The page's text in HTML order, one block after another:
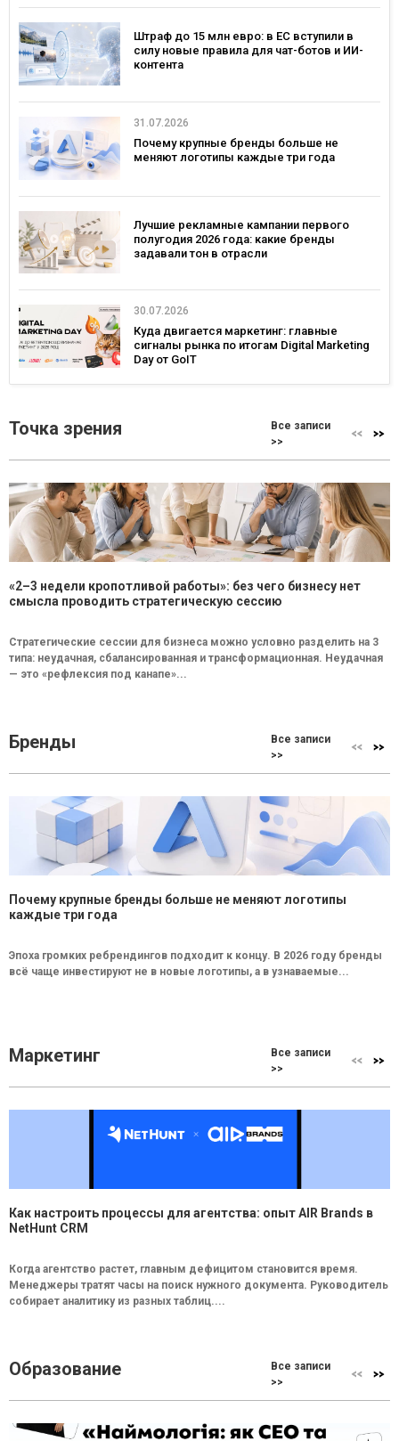
Штраф до 15 млн евро: в ЕС вступили в
силу новые правила для чат-ботов и ИИ-
контента
31.07.2026
Почему крупные бренды больше не
меняют логотипы каждые три года
Лучшие рекламные кампании первого
полугодия 2026 года: какие бренды
задавали тон в отрасли
30.07.2026
Куда двигается маркетинг: главные
сигналы рынка по итогам Digital Marketing
Day от GoIT
Точка зрения
Все записи
>>
«2–3 недели кропотливой работы»: без чего бизнесу нет
смысла проводить стратегическую сессию
Стратегические сессии для бизнеса можно условно разделить на 3
типа: неудачная, сбалансированная и трансформационная. Неудачная
— это «рефлексия под канапе»...
Бренды
Все записи
>>
Почему крупные бренды больше не меняют логотипы
каждые три года
Эпоха громких ребрендингов подходит к концу. В 2026 году бренды
всё чаще инвестируют не в новые логотипы, а в узнаваемые...
Маркетинг
Все записи
>>
Как настроить процессы для агентства: опыт AIR Brands в
NetHunt CRM
Когда агентство растет, главным дефицитом становится время.
Менеджеры тратят часы на поиск нужного документа. Руководитель
собирает аналитику из разных таблиц....
Образование
Все записи
>>